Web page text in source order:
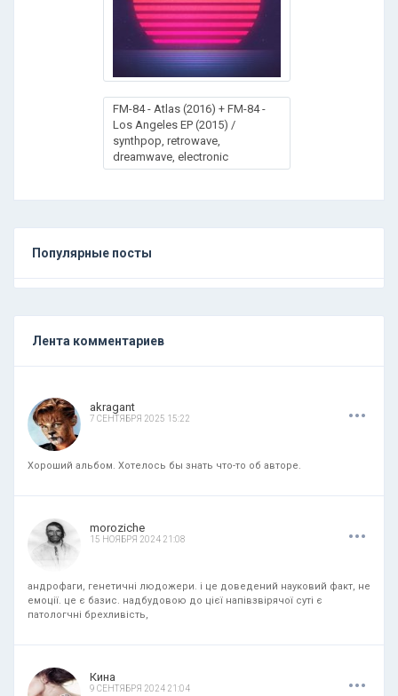
FM-84 - Atlas (2016) + FM-84 -
Los Angeles EP (2015) /
synthpop, retrowave,
dreamwave, electronic
Популярные посты
Лента комментариев
akragant
7 СЕНТЯБРЯ 2025 15:22 ...
Хороший альбом. Хотелось бы знать что-то об авторе.
moroziche
15 НОЯБРЯ 2024 21:08 ...
андрофаги, генетичні людожери. і це доведений науковий факт, не
емоції. це є базис. надбудовою до цієї напівзвірячої суті є
патологчні брехливість,
Кина
9 СЕНТЯБРЯ 2024 21:04 ...